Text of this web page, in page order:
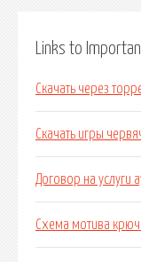
Links to
Скачать через
Скачать игры
Договор на услуги
Схема мотива